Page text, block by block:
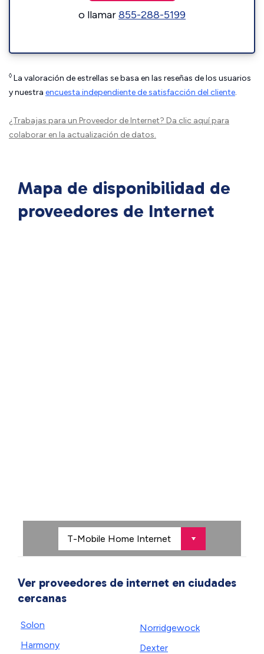
o llamar855-288-5199
◊ La valoración de estrellas se basa en las reseñas de los usuarios
y nuestra encuesta independiente de satisfacción del cliente.
¿Trabajas para un Proveedor de Internet? Da clic aquípara
colaborar en la actualización de datos.
Mapa de disponibilidad de
proveedores de Internet
Ver proveedores de internet en ciudades
cercanas
Solon
Harmony
Norridgewock
Dexter